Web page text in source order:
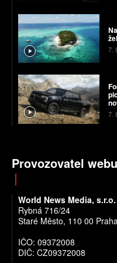
7.
7.
Provozovatel webu
World News Media, s.r.o.
Rybná 716/24
Staré Město, 110 00 Praha
IČO: 09372008
DIČ: CZ09372008